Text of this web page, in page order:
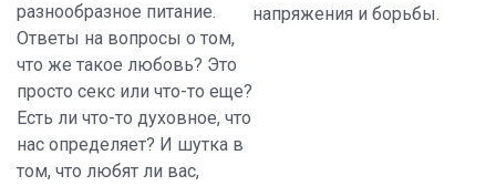
разнообразное питание.
Ответы на вопросы о том,
что же такое любовь? Это
просто секс или что-то еще?
Есть ли что-то духовное, что
нас определяет? И шутка в
том, что любят ли вас,
напряжения и борьбы.